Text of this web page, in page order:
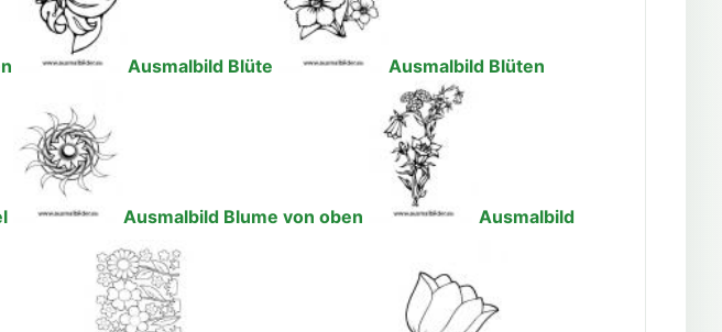
Ausmalbild Blüte Ausmalbild Blüten
Ausmalbild Blume von oben Ausmalbild